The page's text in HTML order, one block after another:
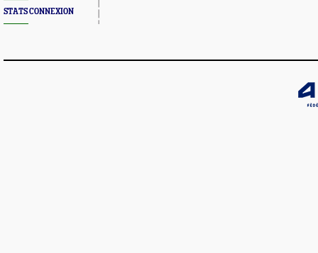
STATS CONNEXION